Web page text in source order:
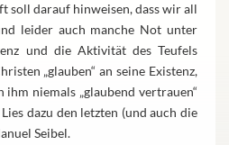
soll darauf hinweisen, dass wir all
leider auch manche Not unter
und die Aktivität des Teufels
„glauben“ an seine Existenz,
niemals „glaubend vertrauen“
dazu den letzten (und auch die
Seibel.